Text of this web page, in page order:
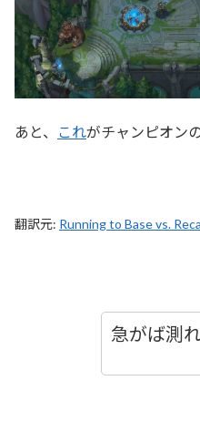
あと、 これがチャンピオン
翻訳元: Running to Base vs.
急がば測